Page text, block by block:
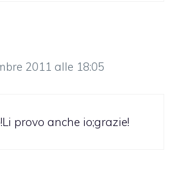
2011 alle 18:05
provo anche io;grazie!